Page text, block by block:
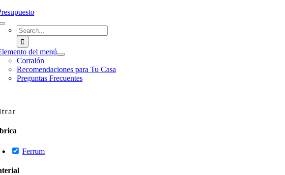
Search
for:
del menú
Corralón
Recomendaciones para Tu Casa
Preguntas Frecuentes
Ferrum